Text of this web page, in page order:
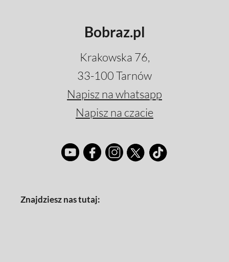
Bobraz.pl
Krakowska 76,
33-100 Tarnów
Napisz na whatsapp
Napisz na czacie
Znajdziesz nas tutaj: